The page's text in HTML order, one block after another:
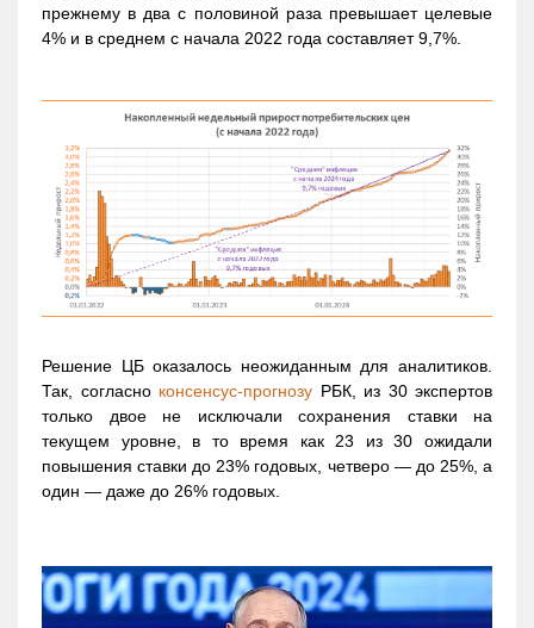
прежнему в два с половиной раза превышает целевые
4% и в среднем с начала 2022 года составляет 9,7%.
Решение ЦБ оказалось неожиданным для аналитиков.
Так, согласно консенсус-прогнозу РБК, из 30 экспертов
только двое не исключали сохранения ставки на
текущем уровне, в то время как 23 из 30 ожидали
повышения ставки до 23% годовых, четверо — до 25%, а
один — даже до 26% годовых.